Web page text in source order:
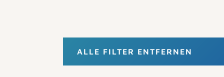
ALLE FILTER ENTFERNEN